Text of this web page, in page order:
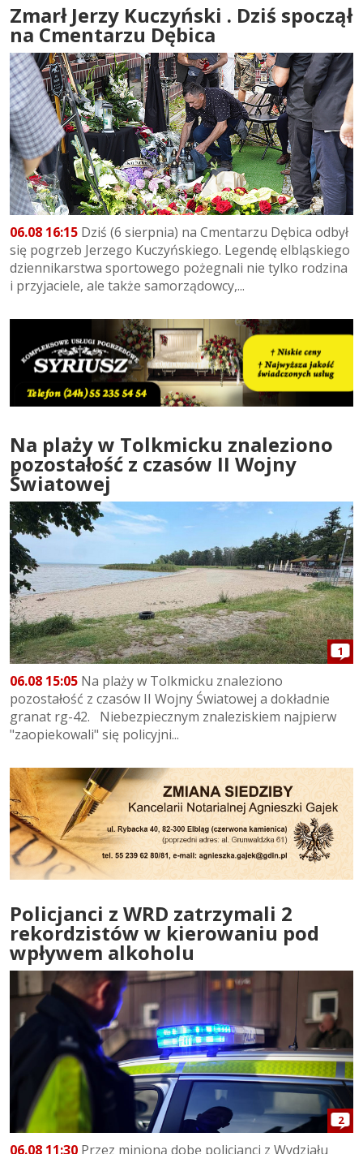
Zmarł Jerzy Kuczyński . Dziś spoczął
na Cmentarzu Dębica
06.08 16:15 Dziś (6 sierpnia) na Cmentarzu Dębica odbył
się pogrzeb Jerzego Kuczyńskiego. Legendę elbląskiego
dziennikarstwa sportowego pożegnali nie tylko rodzina
i przyjaciele, ale także samorządowcy,...
Na plaży w Tolkmicku znaleziono
pozostałość z czasów II Wojny
Światowej
1
06.08 15:05 Na plaży w Tolkmicku znaleziono
pozostałość z czasów II Wojny Światowej a dokładnie
granat rg-42. Niebezpiecznym znaleziskiem najpierw
"zaopiekowali" się policyjni...
Policjanci z WRD zatrzymali 2
rekordzistów w kierowaniu pod
wpływem alkoholu
2
06.08 11:30 Przez minioną dobę policjanci z Wydziału